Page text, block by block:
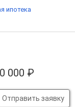
000 ₽
Отправить заявку
ипотека